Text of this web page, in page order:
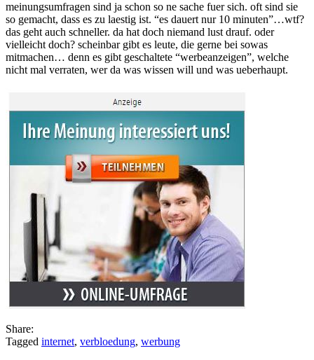
meinung
meinungsumfragen sind ja schon so ne sache fuer sich. oft sind sie
so gemacht, dass es zu laestig ist. “es dauert nur 10 minuten”…wtf?
das geht auch schneller. da hat doch niemand lust drauf. oder
vielleicht doch? scheinbar gibt es leute, die gerne bei sowas
mitmachen… denn es gibt geschaltete “werbeanzeigen”, welche
nicht mal verraten, wer da was wissen will und was ueberhaupt.
Share:
Tagged internet, verbloedung, werbung